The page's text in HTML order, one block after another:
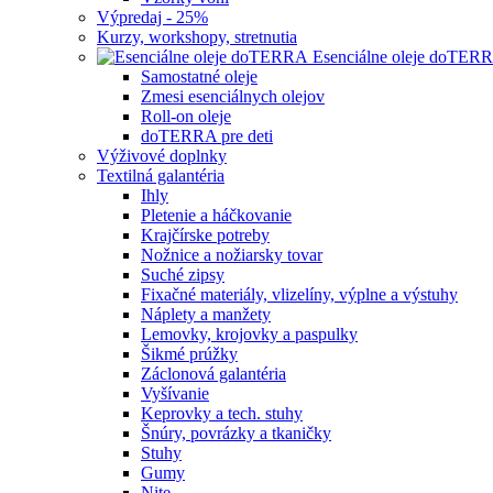
Výpredaj - 25%
Kurzy, workshopy, stretnutia
Esenciálne oleje
Samostatné oleje
Zmesi esenciálnych olejov
Roll-on oleje
doTERRA pre deti
Výživové doplnky
Textilná galantéria
Ihly
Pletenie a háčkovanie
Krajčírske potreby
Nožnice a nožiarsky tovar
Suché zipsy
Fixačné materiály, vlizelíny, výplne a výstuhy
Náplety a manžety
Lemovky, krojovky a paspulky
Šikmé prúžky
Záclonová galantéria
Vyšívanie
Keprovky a tech. stuhy
Šnúry, povrázky a tkaničky
Stuhy
Gumy